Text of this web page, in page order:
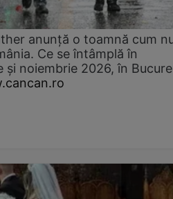
anunță o toamnă cum
Ce se întâmplă în
noiembrie 2026, în